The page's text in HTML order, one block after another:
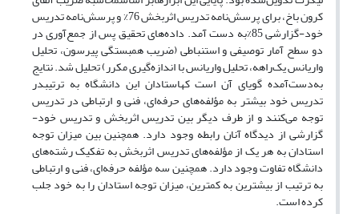
کرون باخ، برای پرسش‌نامه تدریس اثربخش 76% و پرسش‌نامه تدریس
خود-گزارشی 85%به دست آمد. داده‌های تحقیق پس از جمع‌آوری در
دو سطح آمار توصیفی و استنباطی (ضریب همبستگی پیرسون، تحلیل
واریانس یک‌راهه، تحلیل واریانس با اندازه‌گیری مکرر) تحلیل شد. نتایج
به‌دست‌آمده گویای آن است کهاستادان این دانشگاه به ترتیبدر
تدریس خود بیشتر به مؤلفه‌های حرفه‌ای، فنی و ارتباطی در تدریس
توجه می‌کنند و از طرف دیگر بین تدریس اثربخش و تدریس خود-
گزارشی از دیدگاه آنان رابطه وجود دارد. همچنین بین میزان توجه
استادان به هر یک از مؤلفه‌های تدریس اثربخش به تفکیک رشته‌های
دانشگاه تفاوت وجود دارد. همچنین سه مؤلفه حرفه‌ای، فنی و ارتباطی
به ترتیب از بیشترین به کمترین، میزان توجه استادان را به خود جلب
کرده است.